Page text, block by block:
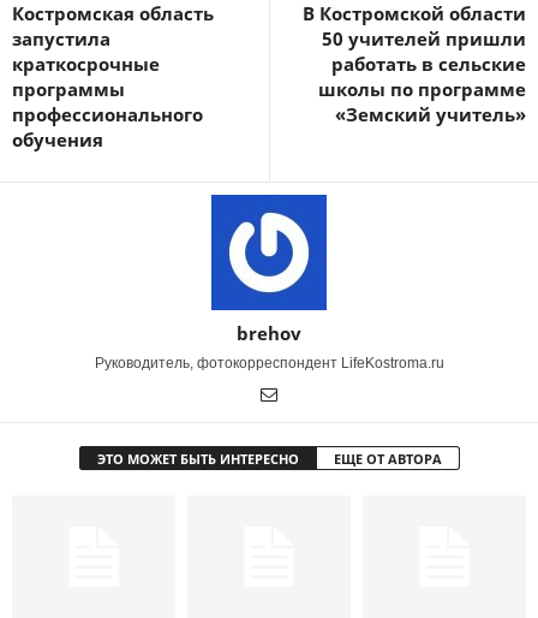
Костромская область
запустила
краткосрочные
программы
профессионального
обучения
В Костромской области
50 учителей пришли
работать в сельские
школы по программе
«Земский учитель»
brehov
Руководитель, фотокорреспондент LifeKostroma.ru
ЭТО МОЖЕТ БЫТЬ ИНТЕРЕСНО ЕЩЕ ОТ АВТОРА